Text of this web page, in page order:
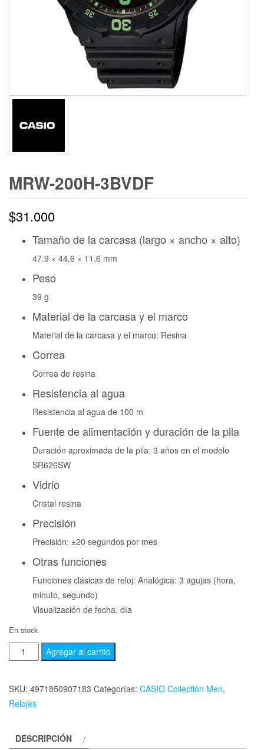
MRW-200H-3BVDF
$31.000
Tamaño de la carcasa (largo × ancho × alto)
47.9 × 44.6 × 11.6 mm
Peso
39 g
Material de la carcasa y el marco
Material de la carcasa y el marco: Resina
Correa
Correa de resina
Resistencia al agua
Resistencia al agua de 100 m
Fuente de alimentación y duración de la pila
Duración aproximada de la pila: 3 años en el modelo
SR626SW
Vidrio
Cristal resina
Precisión
Precisión: ±20 segundos por mes
Otras funciones
Funciones clásicas de reloj: Analógica: 3 agujas (hora,
minuto, segundo)
Visualización de fecha, día
En stock
Agregar al carrito
SKU: 4971850907183 Categorías: CASIO Collection Men,
Relojes
DESCRIPCIÓN